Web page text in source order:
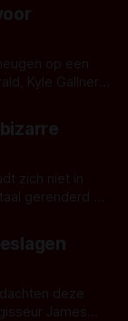
op een
Kyle Gallner
de
zich niet in
gerenderd en
ieder woord
deze
James